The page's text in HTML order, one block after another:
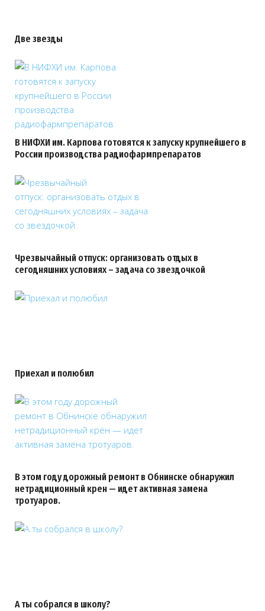
Две звезды
В НИФХИ им. Карпова готовятся к запуску крупнейшего в
России производства радиофармпрепаратов
Чрезвычайный отпуск: организовать отдых в
сегодняшних условиях – задача со звездочкой
Приехал и полюбил
В этом году дорожный ремонт в Обнинске обнаружил
нетрадиционный крен — идет активная замена
тротуаров.
А ты собрался в школу?